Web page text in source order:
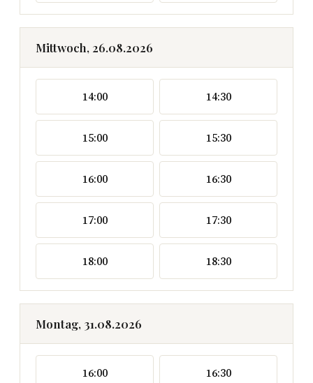
Mittwoch, 26.08.2026
14:00 14:30
15:00 15:30
16:00 16:30
17:00 17:30
18:00 18:30
Montag, 31.08.2026
16:00 16:30